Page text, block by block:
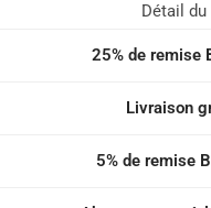
Détail du
25% de remise
Livraison
5% de remise